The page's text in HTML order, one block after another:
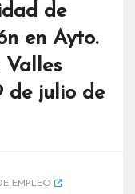
de
en Ayto.
Valles
de julio de
EMPLEO